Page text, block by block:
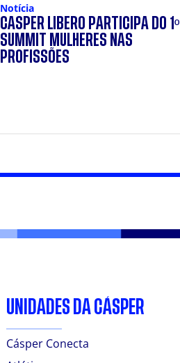
Notícia
CÁSPER LÍBERO PARTICIPA DO 1º
SUMMIT MULHERES NAS
PROFISSÕES
UNIDADES DA CÁSPER
Cásper Conecta